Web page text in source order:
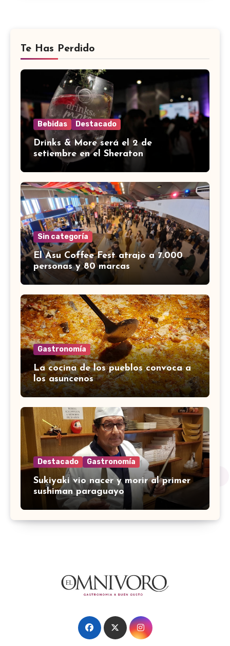
Te Has Perdido
Bebidas Destacado
Drinks & More será el 2 de
setiembre en el Sheraton
Sin categoría
El Asu Coffee Fest atrajo a 7.000
personas y 80 marcas
Gastronomía
La cocina de los pueblos convoca a
los asuncenos
Destacado Gastronomía
Sukiyaki vio nacer y morir al primer
sushiman paraguayo